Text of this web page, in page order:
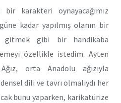
karakteri oynayacağımız
kadar yapılmış olanın bir
gitmek gibi bir handikaba
özellikle istedim. Ayten
orta Anadolu ağızıyla
dili ve tavrı olmalıydı her
bunu yaparken, karikatürize